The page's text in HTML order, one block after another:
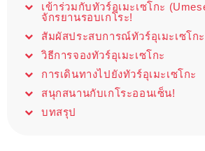
เข้าร่วมกับทัวร์อุเมะเซโกะ
จักรยานรอบเกโระ!
สัมผัสประสบการณ์ทัวร์อุเมะเซโกะ
วิธีการจองทัวร์อุเมะเซโกะ
การเดินทางไปยังทัวร์อุเมะเซโกะ
สนุกสนานกับเกโระออนเซ็น!
บทสรุป